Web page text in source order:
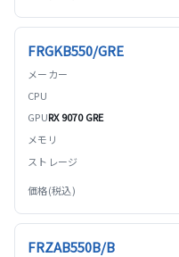
FRGKB550/GRE
RX 9070 GRE
FRZAB550B/B